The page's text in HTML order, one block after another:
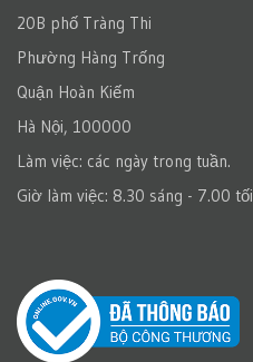
20B phố Tràng Thi
Phường Hàng Trống
Quận Hoàn Kiếm
Hà Nội, 100000
Làm việc: các ngày trong tuần.
Giờ làm việc: 8.30 sáng - 7.00 tối